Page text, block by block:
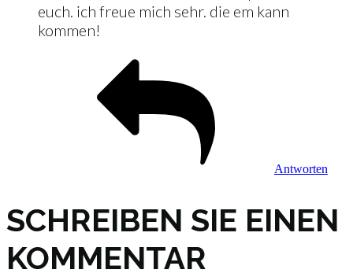
euch. ich freue mich sehr. die em kann
kommen!
Antworten
SCHREIBEN SIE EINEN
KOMMENTAR